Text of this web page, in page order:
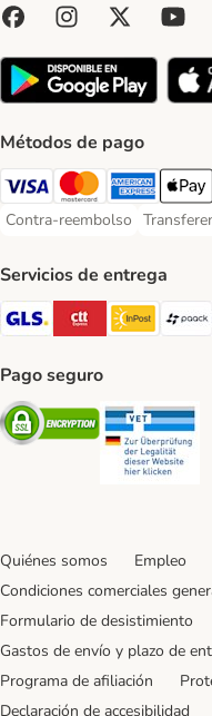
Métodos de pago
Visa Payment Method
Mastercard Payment
AmericanApple
Contra-reembolso
Contra-reembolso Payment
Servicios de entrega
GLS Shipping Method
CTTExpress
Pago seguro
Security
Quiénes somos Empleo
Condiciones comerciales
Formulario de desistimiento
Gastos de envío y plazo de
Programa de afiliación
Declaración de accesibilidad